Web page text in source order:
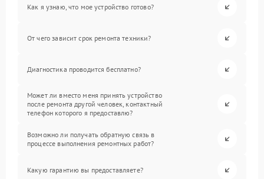
Как я узнаю, что мое устройство готово?
От чего зависит срок ремонта техники?
Диагностика проводится бесплатно?
Может ли вместо меня принять устройство
после ремонта другой человек, контактный
телефон которого я предоставлю?
Возможно ли получать обратную связь в
процессе выполнения ремонтных работ?
Какую гарантию вы предоставляете?